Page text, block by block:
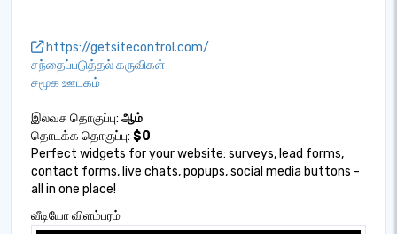
https://getsitecontrol.com/
சந்தைப்படுத்தல் கருவிகள்
சமூக ஊடகம்
இலவச தொகுப்பு: ஆம்
தொடக்க தொகுப்பு: $0
Perfect widgets for your website: surveys, lead forms,
contact forms, live chats, popups, social media buttons -
all in one place!
வீடியோ விளம்பரம்